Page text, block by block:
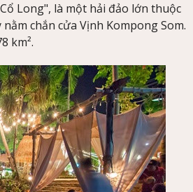
Long", là một hải đảo lớn thuộc
nằm chắn cửa Vịnh Kompong Som.
km².